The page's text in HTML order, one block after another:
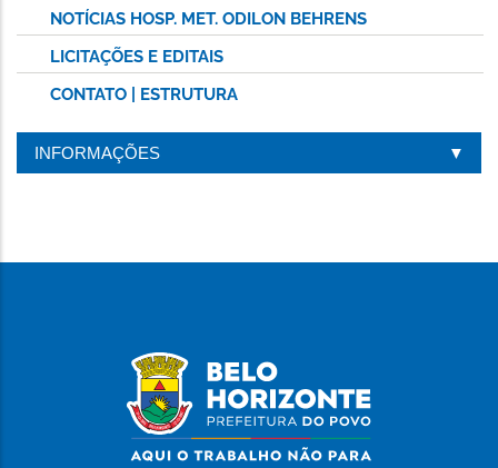
NOTÍCIAS HOSP. MET. ODILON BEHRENS
LICITAÇÕES E EDITAIS
CONTATO | ESTRUTURA
INFORMAÇÕES